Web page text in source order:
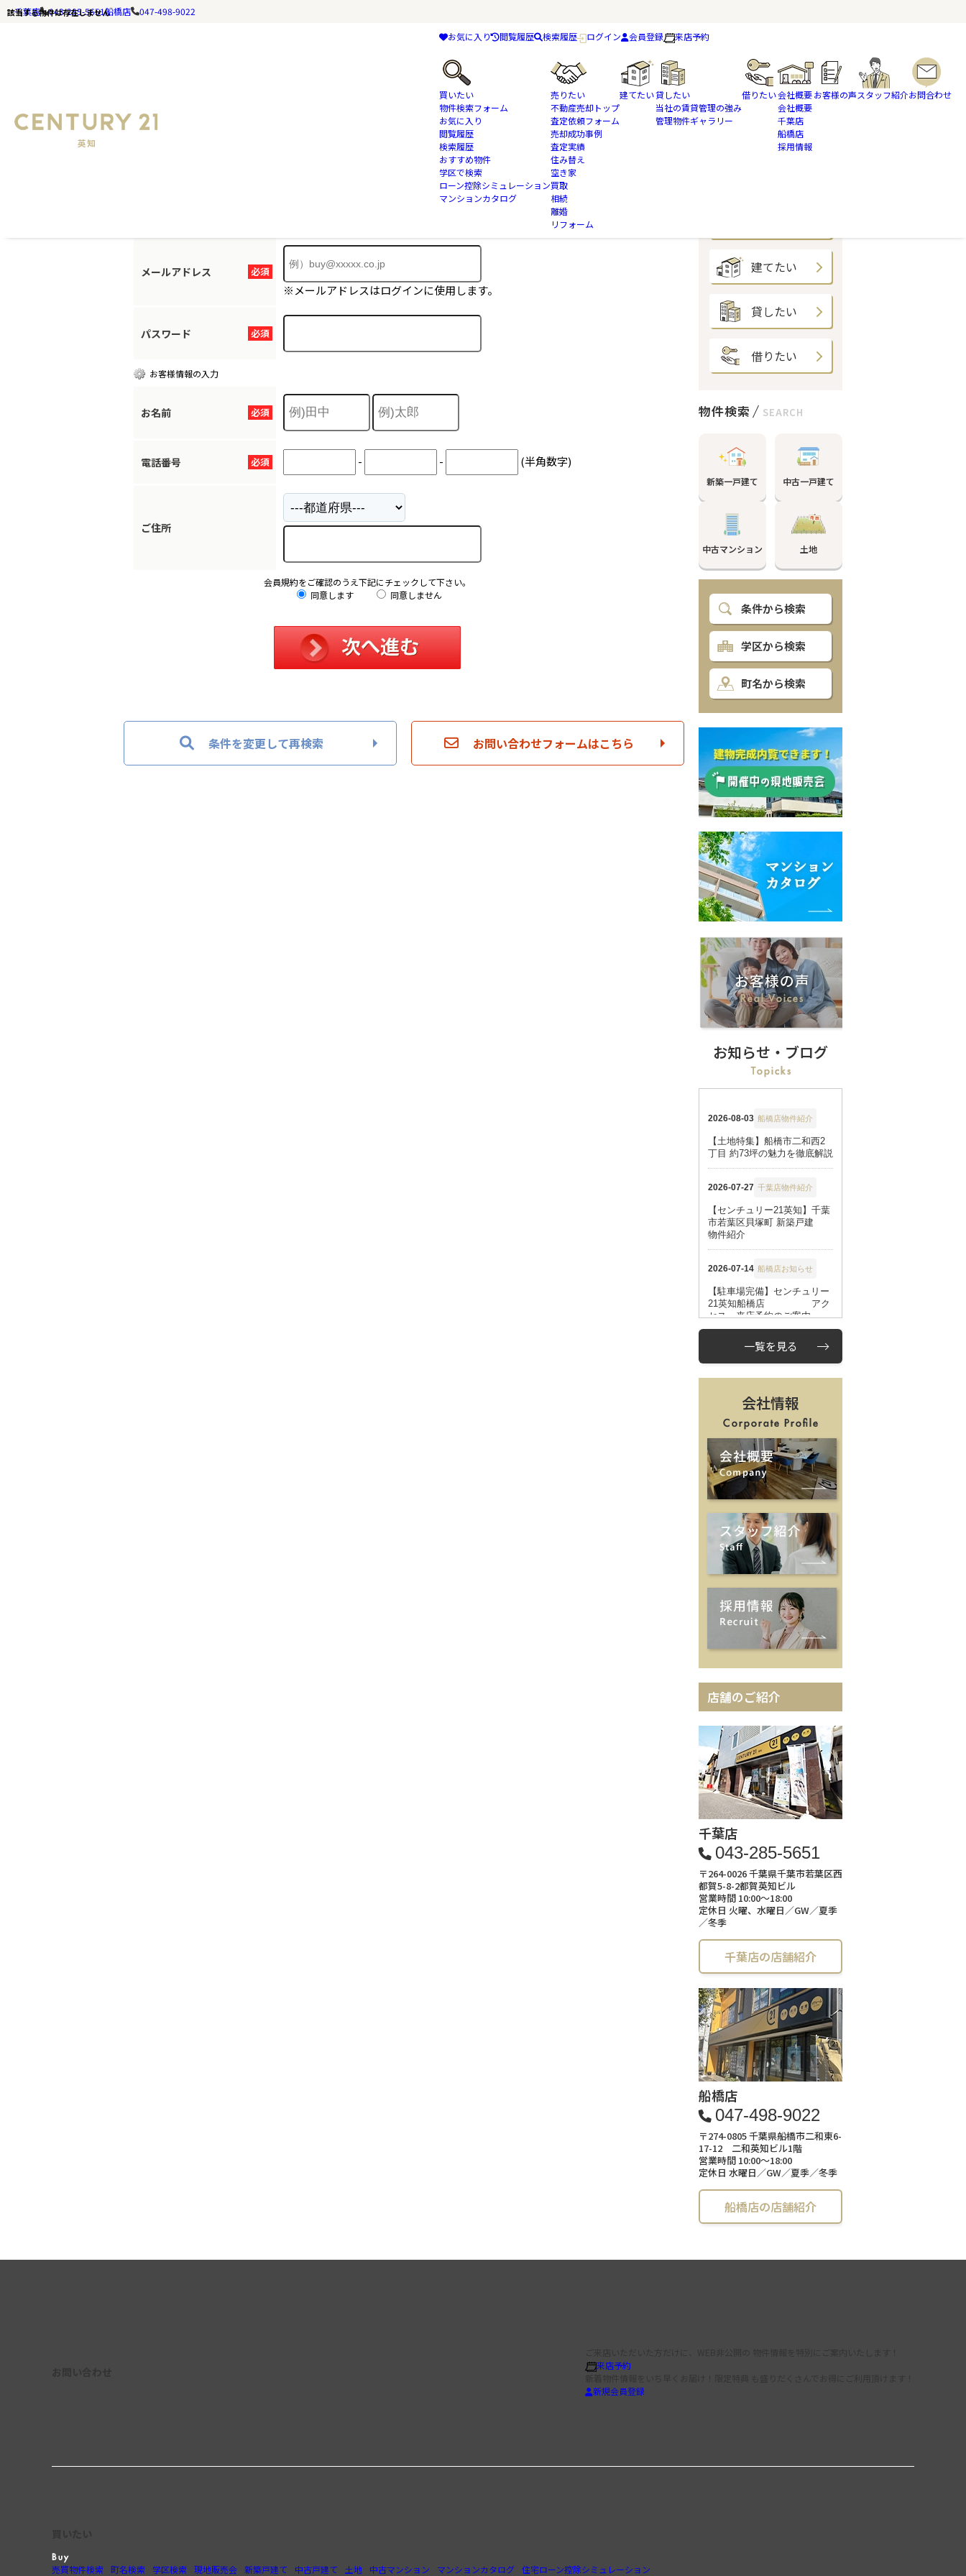
該当する物件は存在しません
千葉店 043-285-5651船橋店 047-498-9022
お気に入り 閲覧履歴 検索履歴 ログイン 会員登録 来店予約
買いたい
物件検索フォーム
お気に入り
閲覧履歴
検索履歴
おすすめ物件
学区で検索
ローン控除シミュレーション
マンションカタログ
売りたい
不動産売却トップ
査定依頼フォーム
売却成功事例
査定実績
住み替え
空き家
買取
相続
離婚
リフォーム
建てたい貸したい
当社の賃貸管理の強み
管理物件ギャラリー
借りたい会社概要
会社概要
千葉店
船橋店
採用情報
お客様の声スタッフ紹介お問合わせ
お探しの物件はご成約済みとなっております。
ホームページに掲載されていない物件も多数ございます。
お手数ですが、会員登録フォームよりお問合せ下さい。
必須
メールアドレス
※メールアドレスはログインに使用します。
必須
パスワード
お客様情報の入力
必須
お名前
必須
電話番号 - - (半角数字)
ご住所
会員規約をご確認のうえ下記にチェックして下さい。
同意します
同意しません
条件を変更して再検索 お問い合わせフォームはこちら
建てたい
貸したい
借りたい
物件検索 SEARCH
新築一戸建て 中古一戸建て
中古マンション 土地
条件から検索
学区から検索
町名から検索
お知らせ・ブログ
一覧を見る
会社情報
店舗のご紹介
千葉店
043-285-5651
〒264-0026 千葉県千葉市若葉区西
都賀5-8-2都賀英知ビル
営業時間 10:00～18:00
定休日 火曜、水曜日／GW／夏季
／冬季
千葉店の店舗紹介
船橋店
047-498-9022
〒274-0805 千葉県船橋市二和東6-
17-12 二和英知ビル1階
営業時間 10:00～18:00
定休日 水曜日／GW／夏季／冬季
船橋店の店舗紹介
来店予約
新規会員登録
売買物件検索 町名検索 学区検索 現地販売会 新築戸建て 中古戸建て 土地 中古マンション マンションカタログ 住宅ローン控除シミュレーション